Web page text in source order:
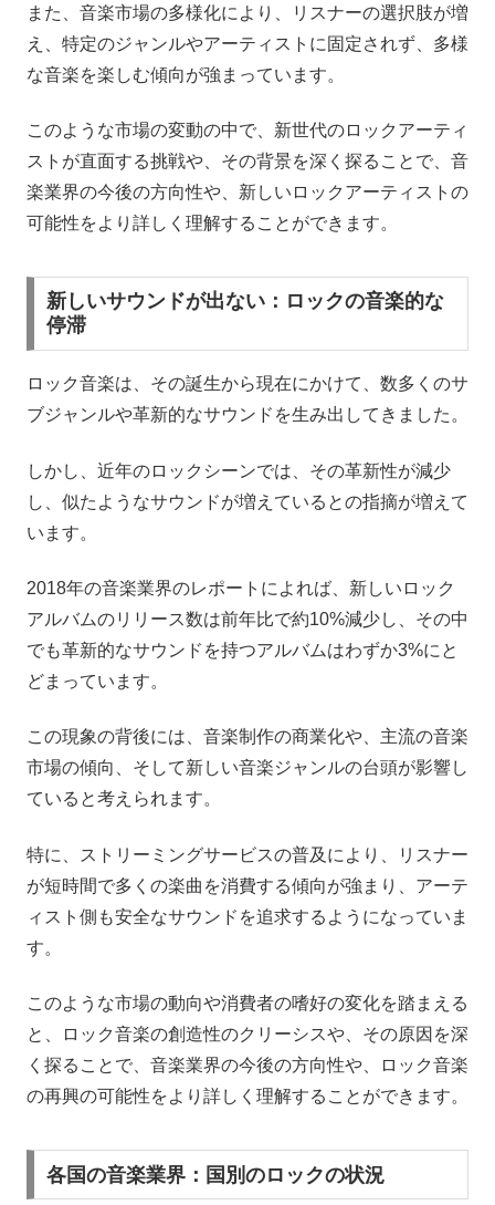
また、音楽市場の多様化により、リスナーの選択肢が増
え、特定のジャンルやアーティストに固定されず、多様
な音楽を楽しむ傾向が強まっています。
このような市場の変動の中で、新世代のロックアーティ
ストが直面する挑戦や、その背景を深く探ることで、音
楽業界の今後の方向性や、新しいロックアーティストの
可能性をより詳しく理解することができます。
新しいサウンドが出ない：ロックの音楽的な
停滞
ロック音楽は、その誕生から現在にかけて、数多くのサ
ブジャンルや革新的なサウンドを生み出してきました。
しかし、近年のロックシーンでは、その革新性が減少
し、似たようなサウンドが増えているとの指摘が増えて
います。
2018年の音楽業界のレポートによれば、新しいロック
アルバムのリリース数は前年比で約10%減少し、その中
でも革新的なサウンドを持つアルバムはわずか3%にと
どまっています。
この現象の背後には、音楽制作の商業化や、主流の音楽
市場の傾向、そして新しい音楽ジャンルの台頭が影響し
ていると考えられます。
特に、ストリーミングサービスの普及により、リスナー
が短時間で多くの楽曲を消費する傾向が強まり、アーテ
ィスト側も安全なサウンドを追求するようになっていま
す。
このような市場の動向や消費者の嗜好の変化を踏まえる
と、ロック音楽の創造性のクリーシスや、その原因を深
く探ることで、音楽業界の今後の方向性や、ロック音楽
の再興の可能性をより詳しく理解することができます。
各国の音楽業界：国別のロックの状況